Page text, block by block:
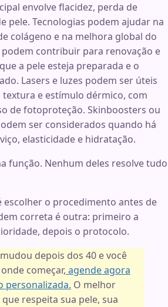
envolve flacidez, perda de
pele. Tecnologias podem ajudar na
colágeno e na melhora global do
podem contribuir para renovação e
a pele esteja preparada e o
Lasers e luzes podem ser úteis
textura e estímulo dérmico, com
de fotoproteção. Skinboosters ou
ser considerados quando há
elasticidade e hidratação.
função. Nenhum deles resolve tudo
escolher o procedimento antes de
correta é outra: primeiro a
depois o protocolo.
depois dos 40 e você
começar, agende agora
personalizada. O melhor
respeita sua pele, sua